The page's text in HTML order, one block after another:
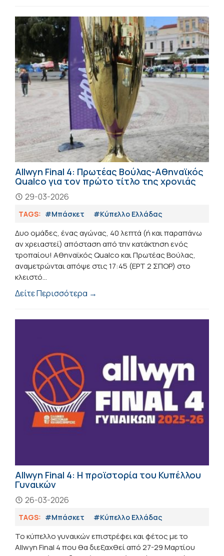
Allwyn Final 4: Πρωτέας Βούλας-Αθηναϊκός
Qualco για τον πρώτο τίτλο της χρονιάς
29-03-2026
TAGS: #Μπάσκετ #Κύπελλο Ελλάδας
Δυο ομάδες, ένας αγώνας, 40 λεπτά (ή και παραπάνω
αν χρειαστεί) απόσταση από την κατάκτηση ενός
τροπαίου! Αθηναϊκός Qualco και Πρωτέας Βούλας,
αναμετρώνται απόψε στις 17:45 (ΕΡΤ 2 ΣΠΟΡ) στο
κλειστό...
Δείτε Περισσότερα →
Allwyn Final 4: Η προϊστορία του Κυπέλλου
Γυναικών
26-03-2026
TAGS: #Μπάσκετ #Κύπελλο Ελλάδας
Το κύπελλο γυναικών επιστρέφει και φέτος με το
Allwyn Final 4 που θα διεξαχθεί από 27-29 Μαρτίου